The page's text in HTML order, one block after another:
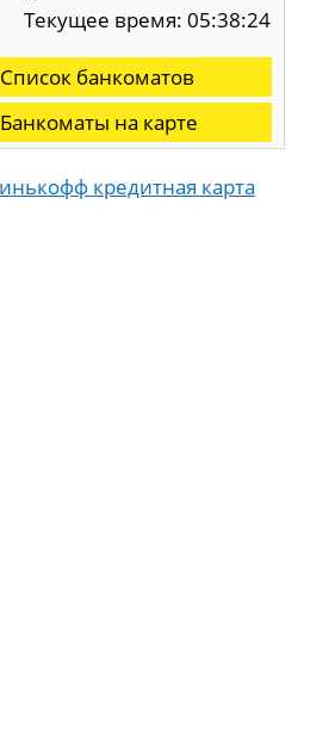
Текущее время: 05:38:24
Список банкоматов
Банкоматы на карте